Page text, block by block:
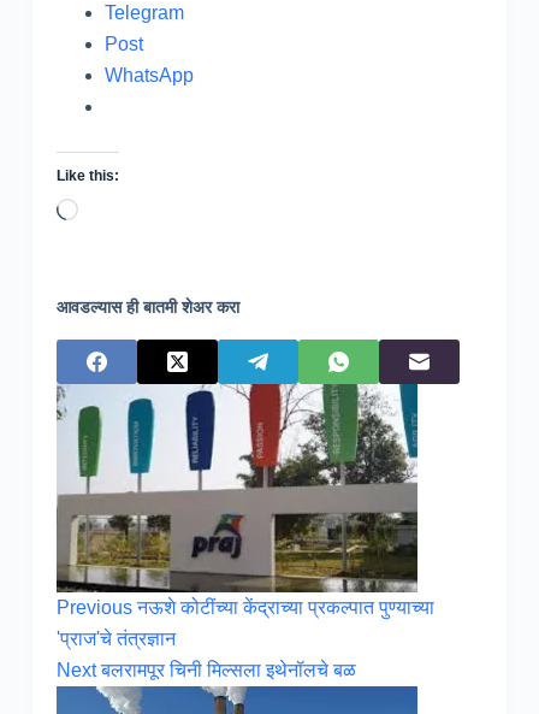
Telegram
Post
WhatsApp
Like this:
Loading…
आवडल्यास ही बातमी शेअर करा
Previousनऊशे कोटींच्या केंद्राच्या प्रकल्पात पुण्याच्या
'प्राज'चे तंत्रज्ञान
Nextबलरामपूर चिनी मिल्सला इथेनॉलचे बळ